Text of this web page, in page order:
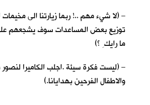
– (لا شيء مهم ..! ربما زيارتنا الى مخيمات
توزيع بعض المساعدات سوف يشجعهم على
ما رايك ِ ؟)
– (ليست فكرة سيئة .اجلب الكاميرا
والاطفال الفرحين بهدايانا.)